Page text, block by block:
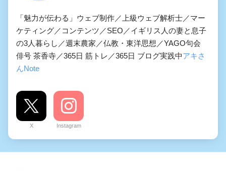
「魅力が伝わる」ウェブ制作／上級ウェブ解析士／マー
ケティング／コンテンツ／SEO／イギリス人の妻と息子
の3人暮らし／週末農家／仏教・東洋思想／YAGO句会
俳号 茶香寺／365日 筋トレ／365日 ブログ実践中アキさ
んNote
X Instagram